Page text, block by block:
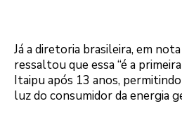
Já a diretoria brasileira, em
ressaltou que essa “é a
Itaipu após 13 anos,
luz do consumidor da energia